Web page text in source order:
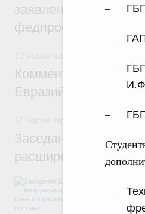
заявлений от
федпроекта
Комментарий
Евразийского
Евразийский
Заседание
расширенном
числе